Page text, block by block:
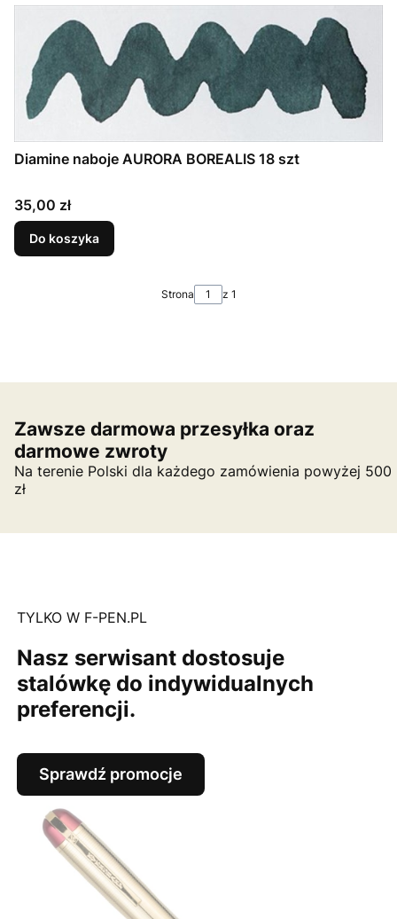
Diamine naboje AURORA BOREALIS 18 szt
Cena
35,00 zł
Do koszyka
Strona z 1
Zawsze darmowa przesyłka oraz
darmowe zwroty
Na terenie Polski dla każdego zamówienia powyżej 500
zł
TYLKO W F-PEN.PL
Nasz serwisant dostosuje
stalówkę do indywidualnych
preferencji.
Sprawdź promocje